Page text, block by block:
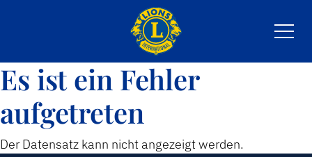
GESCHICHTE
Es ist ein Fehler
aufgetreten
Der Datensatz kann nicht angezeigt werden.